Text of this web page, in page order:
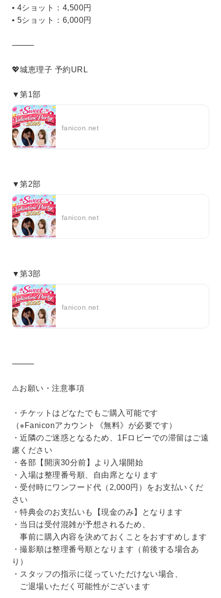
• 4ショット：4,500円
• 5ショット：6,000円
⸻
💖城恵理子 予約URL
▼第1部
fanicon.net
▼第2部
fanicon.net
▼第3部
fanicon.net
⸻
⚠️お願い・注意事項
・チケットはどなたでもご購入可能です
（※Faniconアカウント《無料》が必要です）
・近隣のご迷惑となるため、1Fロビーでの滞留はご遠
慮ください
・各部【開演30分前】より入場開始
・入場は整理番号順、自由席となります
・受付時にワンフード代（2,000円）をお支払いくだ
さい
・特典会のお支払いも【現金のみ】となります
・当日は受付混雑が予想されるため、
事前に購入内容を決めておくことをおすすめします
・撮影順は整理番号順となります（前後する場合あ
り）
・スタッフの指示に従っていただけない場合、
ご退場いただく可能性がございます